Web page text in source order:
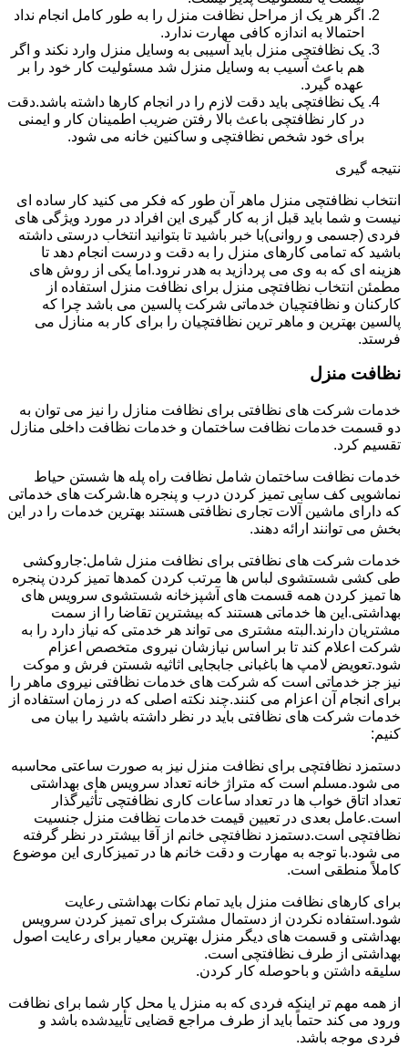
اگر هر یک از مراحل نظافت منزل را به طور کامل انجام نداد
احتمالا به اندازه کافی مهارت ندارد.
یک نظافتچی منزل باید آسیبی به وسایل منزل وارد نکند و اگر
هم باعث آسیب به وسایل منزل شد مسئولیت کار خود را بر
عهده گیرد.
یک نظافتچی باید دقت لازم را در انجام کارها داشته باشد.دقت
در کار نظافتچی باعث بالا رفتن ضریب اطمینان کار و ایمنی
برای خود شخص نظافتچی و ساکنین خانه می شود.
نتیجه گیری
انتخاب نظافتچی منزل ماهر آن طور که فکر می کنید کار ساده ای
نیست و شما باید قبل از به کار گیری این افراد در مورد ویژگی های
فردی (جسمی و روانی)با خبر باشید تا بتوانید انتخاب درستی داشته
باشید که تمامی کارهای منزل را به دقت و درست انجام دهد تا
هزینه ای که به وی می پردازید به هدر نرود.اما یکی از روش های
مطمئن انتخاب نظافتچی منزل برای نظافت منزل استفاده از
کارکنان و نظافتچیان خدماتی شرکت پالسین می باشد چرا که
پالسین بهترین و ماهر ترین نظافتچیان را برای کار به منازل می
فرستد.
نظافت منزل
خدمات شرکت های نظافتی برای نظافت منازل را نیز می توان به
دو قسمت خدمات نظافت ساختمان و خدمات نظافت داخلی منازل
تقسیم کرد.
خدمات نظافت ساختمان شامل نظافت راه پله ها شستن حیاط
نماشویی کف سابی تمیز کردن درب و پنجره ها.شرکت های خدماتی
که دارای ماشین آلات تجاری نظافتی هستند بهترین خدمات را در این
بخش می توانند ارائه دهند.
خدمات شرکت های نظافتی برای نظافت منزل شامل:جاروکشی
طی کشی شستشوی لباس ها مرتب کردن کمدها تمیز کردن پنجره
ها تمیز کردن همه قسمت های آشپزخانه شستشوی سرویس های
بهداشتی.این ها خدماتی هستند که بیشترین تقاضا را از سمت
مشتریان دارند.البته مشتری می تواند هر خدمتی که نیاز دارد را به
شرکت اعلام کند تا بر اساس نیازشان نیروی متخصص اعزام
شود.تعویض لامپ ها باغبانی جابجایی اثاثیه شستن فرش و موکت
نیز جز خدماتی است که شرکت های خدمات نظافتی نیروی ماهر را
برای انجام آن اعزام می کنند.چند نکته اصلی که در زمان استفاده از
خدمات شرکت های نظافتی باید در نظر داشته باشید را بیان می
کنیم:
دستمزد نظافتچی برای نظافت منزل نیز به صورت ساعتی محاسبه
می شود.مسلم است که متراژ خانه تعداد سرویس های بهداشتی
تعداد اتاق خواب ها در تعداد ساعات کاری نظافتچی تأثیرگذار
است.عامل بعدی در تعیین قیمت خدمات نظافت منزل جنسیت
نظافتچی است.دستمزد نظافتچی خانم از آقا بیشتر در نظر گرفته
می شود.با توجه به مهارت و دقت خانم ها در تمیزکاری این موضوع
کاملاً منطقی است.
برای کارهای نظافت منزل باید تمام نکات بهداشتی رعایت
شود.استفاده نکردن از دستمال مشترک برای تمیز کردن سرویس
بهداشتی و قسمت های دیگر منزل بهترین معیار برای رعایت اصول
بهداشتی از طرف نظافتچی است.
سلیقه داشتن و باحوصله کار کردن.
از همه مهم تر اینکه فردی که به منزل یا محل کار شما برای نظافت
ورود می کند حتماً باید از طرف مراجع قضایی تأییدشده باشد و
فردی موجه باشد.